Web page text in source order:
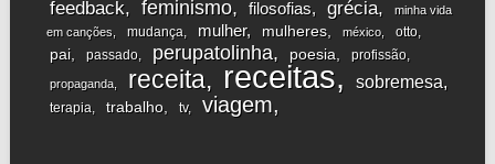
feedback feminismo filosofias grécia
minha vida
em canções
mudança mulher mulheres méxico otto
pai passado perupatolinha poesia profissão
propaganda receita receitas sobremesa
terapia trabalho tv viagem